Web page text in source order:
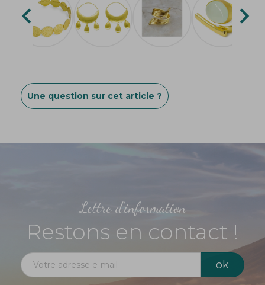
 
Une question sur cet article ?
Lettre d'information
Restons en contact !